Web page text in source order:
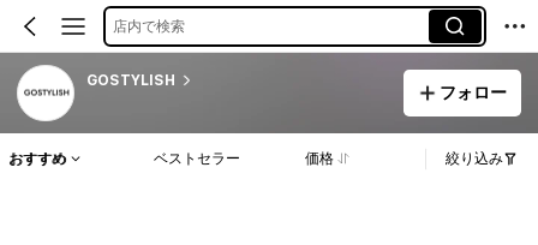
店内で検索
GOSTYLISH
フォロー
おすすめ ベストセラー 価格 絞り込み